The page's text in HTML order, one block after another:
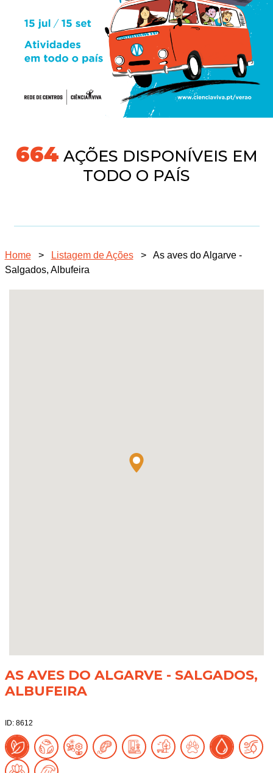
704 AÇÕES DISPONÍVEIS EM
TODO O PAÍS
Home > Listagem de Ações >
As aves do Algarve -
Salgados, Albufeira
AS AVES DO ALGARVE - SALGADOS,
ALBUFEIRA
ID: 8612